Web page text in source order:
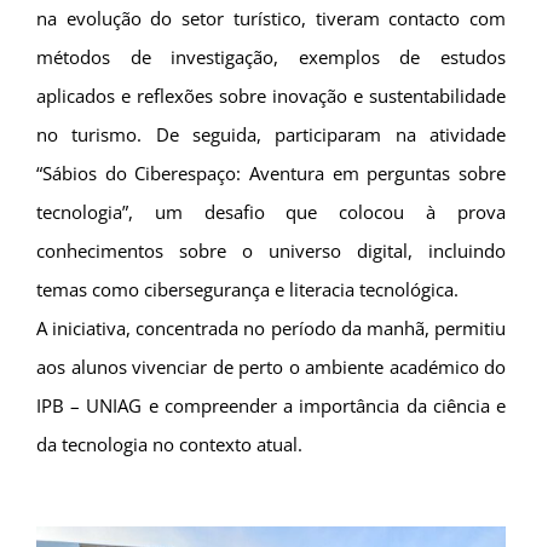
na evolução do setor turístico, tiveram contacto com
métodos de investigação, exemplos de estudos
aplicados e reflexões sobre inovação e sustentabilidade
no turismo. De seguida, participaram na atividade
“Sábios do Ciberespaço: Aventura em perguntas sobre
tecnologia”, um desafio que colocou à prova
conhecimentos sobre o universo digital, incluindo
temas como cibersegurança e literacia tecnológica.
A iniciativa, concentrada no período da manhã, permitiu
aos alunos vivenciar de perto o ambiente académico do
IPB – UNIAG e compreender a importância da ciência e
da tecnologia no contexto atual.